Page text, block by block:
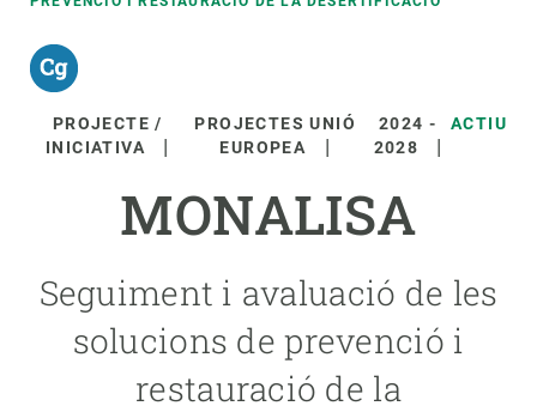
d'ariadna
PROJECTE /
INICIATIVA
PROJECTES UNIÓ
EUROPEA
2024 -
2028
ACTIU
MONALISA
Seguiment i avaluació de les
solucions de prevenció i
restauració de la
Featured
responsive
Responsive
menu
SOBRE NOSALTRES
UNEIX-TE A NOSALTRES